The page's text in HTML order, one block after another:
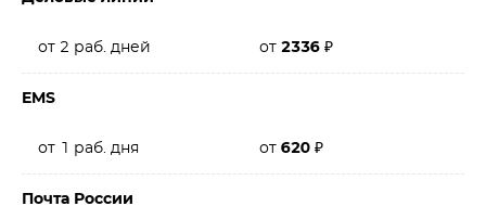
от 2 раб. дней от 2336 ₽
EMS
от 1 раб. дня от 620 ₽
Почта России